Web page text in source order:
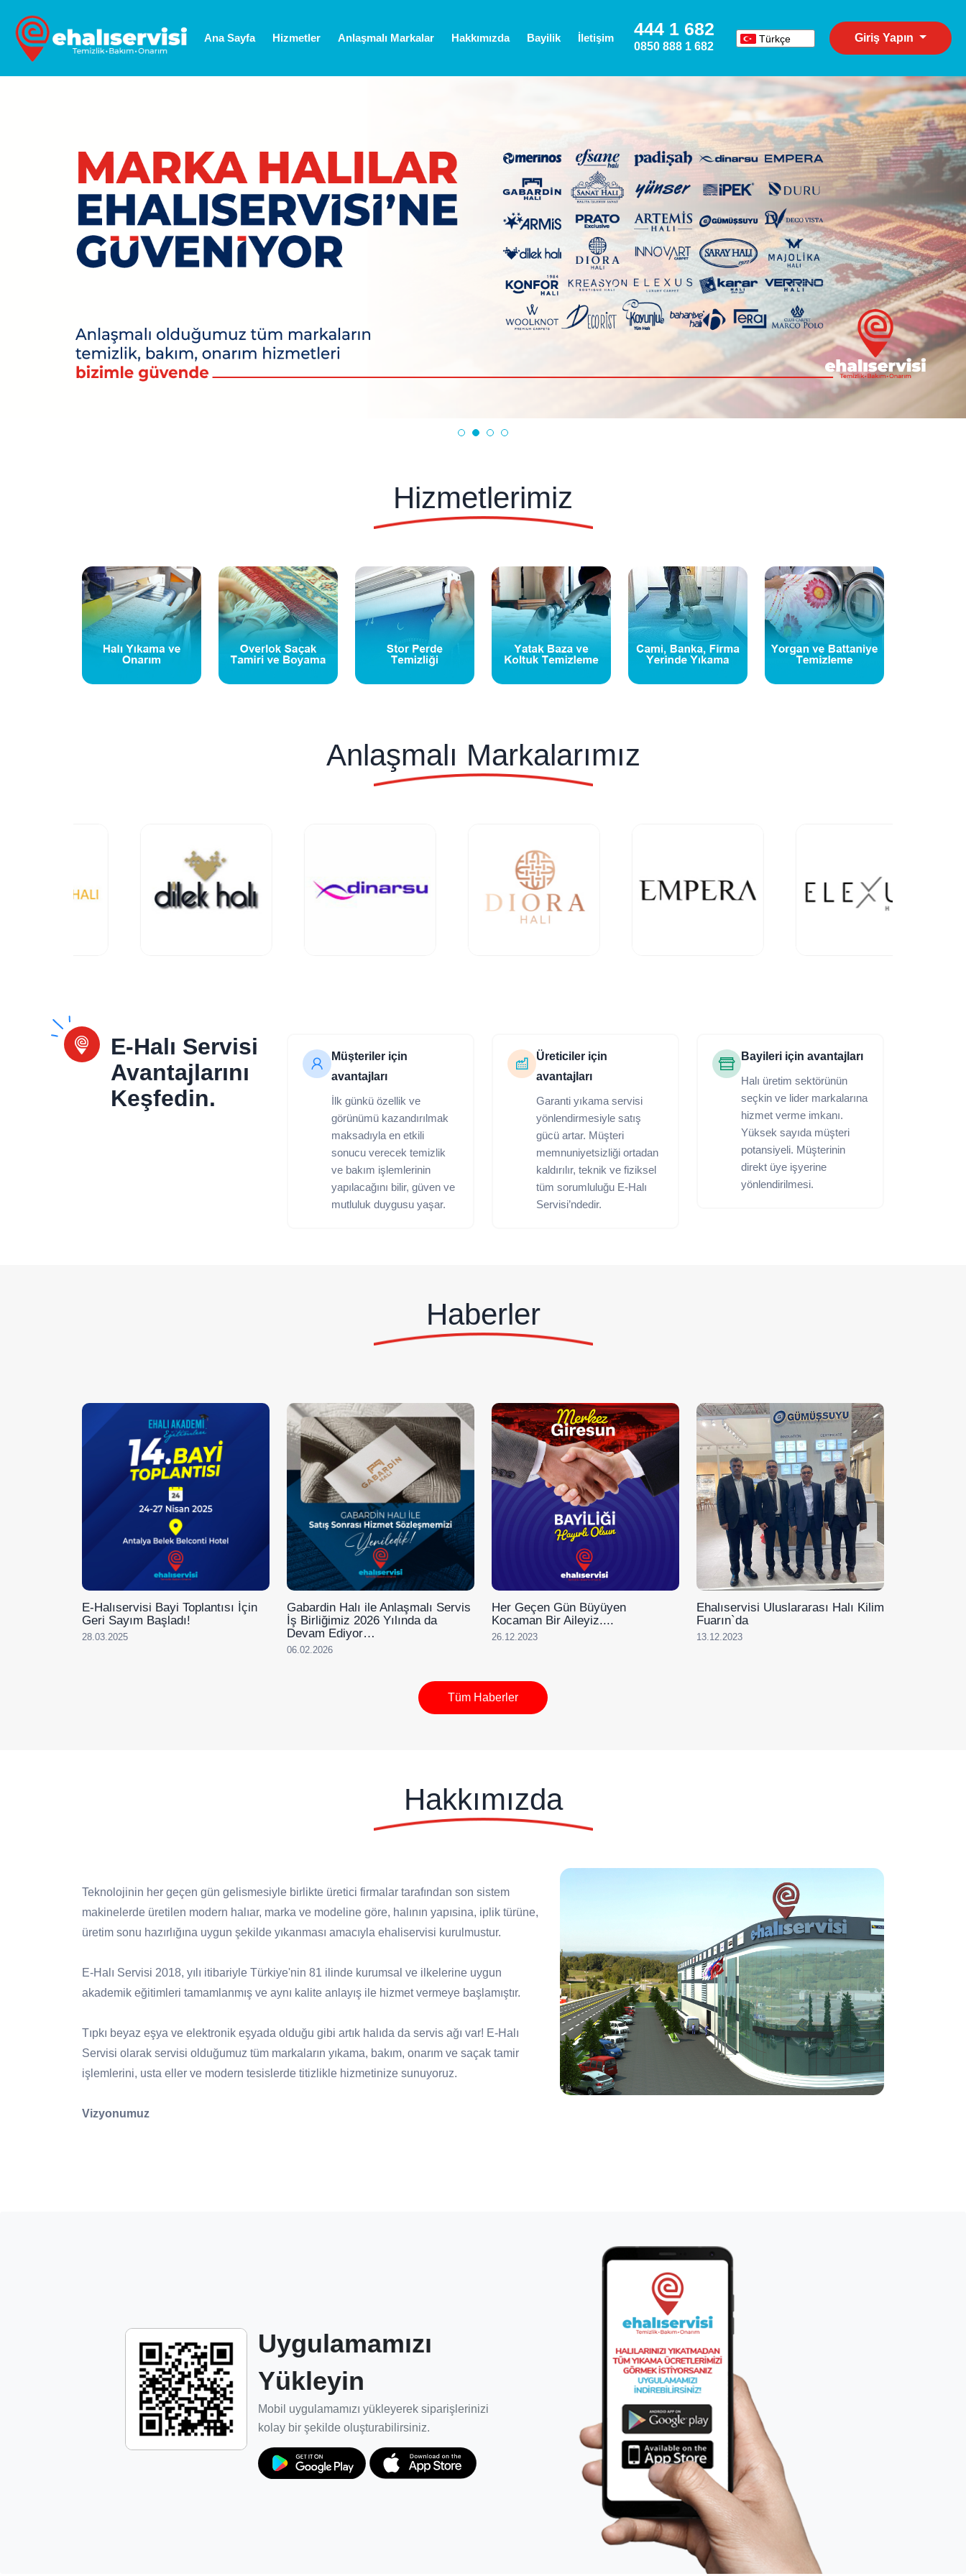
Ana Sayfa Hizmetler Anlaşmalı Markalar Hakkımızda Bayilik İletişim 444 1 682
0850 888 1 682
Türkçe
Español
Deutsch
Русский
عربي
Giriş Yapın
Hizmetlerimiz
Anlaşmalı Markalarımız
E-Halı Servisi
Avantajlarını
Keşfedin.
Müşteriler için
avantajları
İlk günkü özellik ve
görünümü kazandırılmak
maksadıyla en etkili
sonucu verecek temizlik
ve bakım işlemlerinin
yapılacağını bilir, güven ve
mutluluk duygusu yaşar.
Üreticiler için
avantajları
Garanti yıkama servisi
yönlendirmesiyle satış
gücü artar. Müşteri
memnuniyetsizliği ortadan
kaldırılır, teknik ve fiziksel
tüm sorumluluğu E-Halı
Servisi’ndedir.
Bayileri için avantajları
Halı üretim sektörünün
seçkin ve lider markalarına
hizmet verme imkanı.
Yüksek sayıda müşteri
potansiyeli. Müşterinin
direkt üye işyerine
yönlendirilmesi.
Haberler
E-Halıservisi Bayi Toplantısı İçin
Geri Sayım Başladı!
28.03.2025
Gabardin Halı ile Anlaşmalı Servis
İş Birliğimiz 2026 Yılında da
Devam Ediyor…
06.02.2026
Her Geçen Gün Büyüyen
Kocaman Bir Aileyiz....
26.12.2023
Ehalıservisi Uluslararası Halı Kilim
Fuarın`da
13.12.2023
Tüm Haberler
Hakkımızda
Teknolojinin her geçen gün gelismesiyle birlikte üretici firmalar tarafından son sistem
makinelerde üretilen modern halıar, marka ve modeline göre, halının yapısina, iplik türüne,
üretim sonu hazırlığına uygun şekilde yıkanması amacıyla ehaliservisi kurulmustur.
E-Halı Servisi 2018, yılı itibariyle Türkiye'nin 81 ilinde kurumsal ve ilkelerine uygun
akademik eğitimleri tamamlanmış ve aynı kalite anlayış ile hizmet vermeye başlamıştır.
Tıpkı beyaz eşya ve elektronik eşyada olduğu gibi artık halıda da servis ağı var! E-Halı
Servisi olarak servisi olduğumuz tüm markaların yıkama, bakım, onarım ve saçak tamir
işlemlerini, usta eller ve modern tesislerde titizlikle hizmetinize sunuyoruz.
Vizyonumuz
Misyonumuz
Dünya pazarında kalitesini ispat etmiş Türk halısının, doğru ürün ve metotlarla
bakımını yaparak, estetik ve kalitesinden ödün vermeden kullanım ömrünü en üst
seviyeye yükseltiyoruz.
Bakım ve temizlik işleminin marka sahipleri ve müşteriler için garanti süresi
kapsamında ve güven ortamında gelişmesini sağlıyoruz.
E-Halı Servisi ağı ve hizmetlerinin iç pazarda başarıyla hizmet vermesi için yeniden
Uygulamamızı
Yükleyin
Mobil uygulamamızı yükleyerek siparişlerinizi
kolay bir şekilde oluşturabilirsiniz.